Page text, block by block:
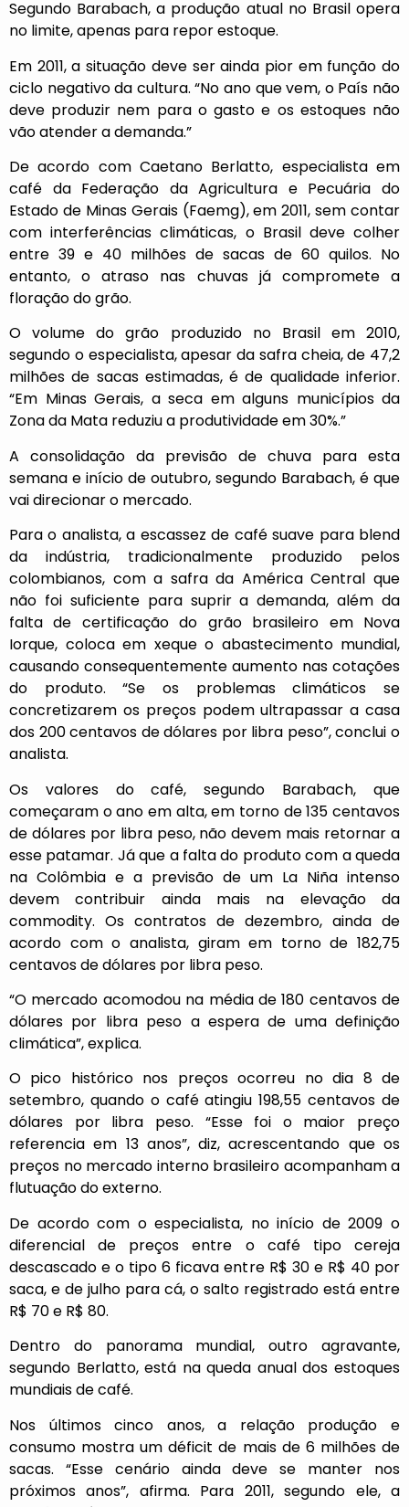
Segundo Barabach, a produção atual no Brasil opera
no limite, apenas para repor estoque.
Em 2011, a situação deve ser ainda pior em função do
ciclo negativo da cultura. “No ano que vem, o País não
deve produzir nem para o gasto e os estoques não
vão atender a demanda.”
De acordo com Caetano Berlatto, especialista em
café da Federação da Agricultura e Pecuária do
Estado de Minas Gerais (Faemg), em 2011, sem contar
com interferências climáticas, o Brasil deve colher
entre 39 e 40 milhões de sacas de 60 quilos. No
entanto, o atraso nas chuvas já compromete a
floração do grão.
O volume do grão produzido no Brasil em 2010,
segundo o especialista, apesar da safra cheia, de 47,2
milhões de sacas estimadas, é de qualidade inferior.
“Em Minas Gerais, a seca em alguns municípios da
Zona da Mata reduziu a produtividade em 30%.”
A consolidação da previsão de chuva para esta
semana e início de outubro, segundo Barabach, é que
vai direcionar o mercado.
Para o analista, a escassez de café suave para blend
da indústria, tradicionalmente produzido pelos
colombianos, com a safra da América Central que
não foi suficiente para suprir a demanda, além da
falta de certificação do grão brasileiro em Nova
Iorque, coloca em xeque o abastecimento mundial,
causando consequentemente aumento nas cotações
do produto. “Se os problemas climáticos se
concretizarem os preços podem ultrapassar a casa
dos 200 centavos de dólares por libra peso”, conclui o
analista.
Os valores do café, segundo Barabach, que
começaram o ano em alta, em torno de 135 centavos
de dólares por libra peso, não devem mais retornar a
esse patamar. Já que a falta do produto com a queda
na Colômbia e a previsão de um La Niña intenso
devem contribuir ainda mais na elevação da
commodity. Os contratos de dezembro, ainda de
acordo com o analista, giram em torno de 182,75
centavos de dólares por libra peso.
“O mercado acomodou na média de 180 centavos de
dólares por libra peso a espera de uma definição
climática”, explica.
O pico histórico nos preços ocorreu no dia 8 de
setembro, quando o café atingiu 198,55 centavos de
dólares por libra peso. “Esse foi o maior preço
referencia em 13 anos”, diz, acrescentando que os
preços no mercado interno brasileiro acompanham a
flutuação do externo.
De acordo com o especialista, no início de 2009 o
diferencial de preços entre o café tipo cereja
descascado e o tipo 6 ficava entre R$ 30 e R$ 40 por
saca, e de julho para cá, o salto registrado está entre
R$ 70 e R$ 80.
Dentro do panorama mundial, outro agravante,
segundo Berlatto, está na queda anual dos estoques
mundiais de café.
Nos últimos cinco anos, a relação produção e
consumo mostra um déficit de mais de 6 milhões de
sacas. “Esse cenário ainda deve se manter nos
próximos anos”, afirma. Para 2011, segundo ele, a